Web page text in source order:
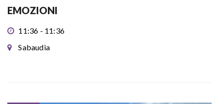
EMOZIONI
11:36 - 11:36
Sabaudia